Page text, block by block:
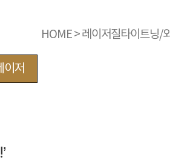
HOME>레이저질타이트닝/
이저